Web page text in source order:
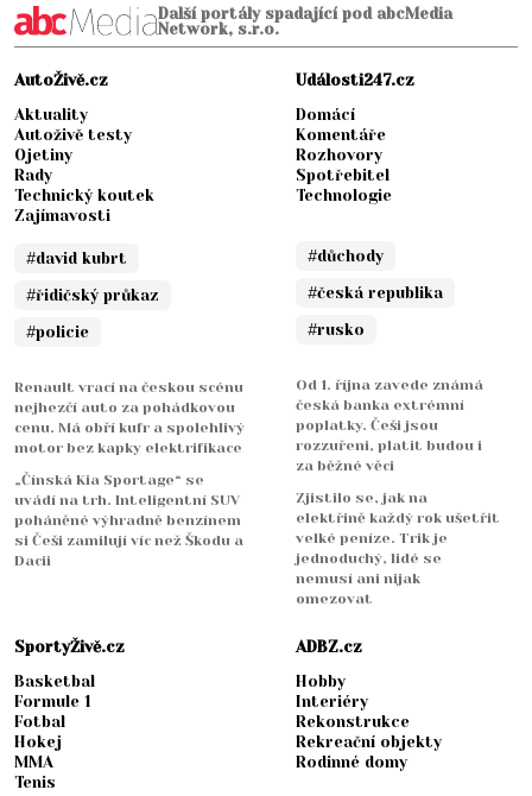
Další portály spadající pod abcMedia
Network, s.r.o.
AutoŽivě.cz
Aktuality
Autoživě testy
Ojetiny
Rady
Technický koutek
Zajímavosti
#david kubrt
#řidičský průkaz
#policie
Renault vrací na českou scénu
nejhezčí auto za pohádkovou
cenu. Má obří kufr a spolehlivý
motor bez kapky elektrifikace
„Čínská Kia Sportage“ se
uvádí na trh. Inteligentní SUV
poháněné výhradně benzínem
si Češi zamilují víc než Škodu a
Dacii
Události247.cz
Domácí
Komentáře
Rozhovory
Spotřebitel
Technologie
#důchody
#česká republika
#rusko
Od 1. října zavede známá
česká banka extrémní
poplatky. Češi jsou
rozzuřeni, platit budou i
za běžné věci
Zjistilo se, jak na
elektřině každý rok ušetřit
velké peníze. Trik je
jednoduchý, lidé se
nemusí ani nijak
omezovat
SportyŽivě.cz
Basketbal
Formule 1
Fotbal
Hokej
MMA
Tenis
ADBZ.cz
Hobby
Interiéry
Rekonstrukce
Rekreační objekty
Rodinné domy